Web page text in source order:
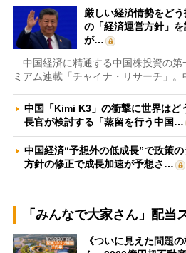
厳しい経済情勢をど
の「経済運営方針」
が…
中国経済に精通する中国株投資の第
ミアム連載「チャイナ・リサーチ」。
中国「Kimi K3」の衝撃に世界は
長官が検討する「蒸留を行う中国…
中国経済“予想外の低成長”で政策
方針の修正で成長加速が予想さ…
「みんなで大家さん」配当
《ついに見えた問題